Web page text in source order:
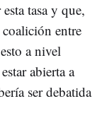
tasa y que,
entre
a nivel
abierta a
ser debatida